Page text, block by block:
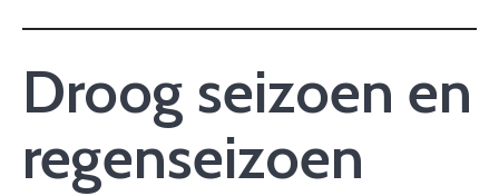
Droog seizoen en
regenseizoen